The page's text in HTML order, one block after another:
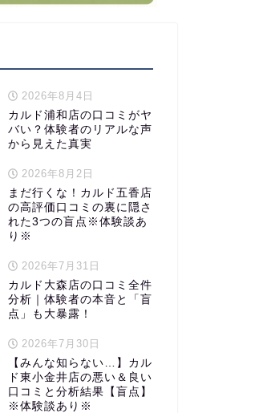
2026年8月4日
カルド浦和店の口コミがヤ
バい？体験者のリアルな声
から見えた真実
2026年8月2日
まだ行くな！カルド五香店
の高評価口コミの裏に隠さ
れた3つの盲点※体験談あ
り※
2026年7月31日
カルド大森店の口コミ全件
分析｜体験者の本音と「盲
点」も大暴露！
2026年7月30日
【みんな知らない…】カル
ド東小金井店の悪い＆良い
口コミと分析結果【盲点】
※体験談あり※